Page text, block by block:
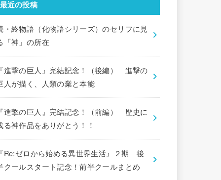
最近の投稿
・終物語（化物語シリーズ）のセリフに見
「神」の所在
進撃の巨人』完結記念！（後編） 進撃の
人が描く、人類の業と本能
進撃の巨人』完結記念！（前編） 歴史に
る神作品をありがとう！！
Re:ゼロから始める異世界生活』２期 後
クールスタート記念！前半クールまとめ